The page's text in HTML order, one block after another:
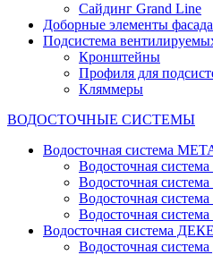
Сайдинг Grand Line
Доборные элементы
Подсистема
Кронштейны
Профиля для
Кляммеры
ВОДОСТОЧНЫЕ СИСТЕМЫ
Водосточная система
Водосточная
Водосточная
Водосточная
Водосточная
Водосточная система ДЕКЕ
Водосточная